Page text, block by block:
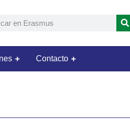
Contacto